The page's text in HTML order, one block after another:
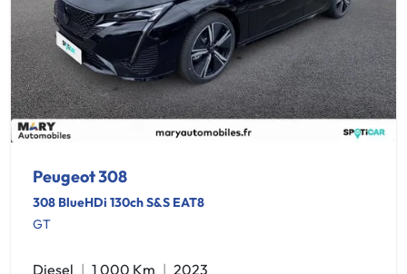
Peugeot 308
308 BlueHDi 130ch S&S EAT8
GT
Diesel 1 000 Km
2023